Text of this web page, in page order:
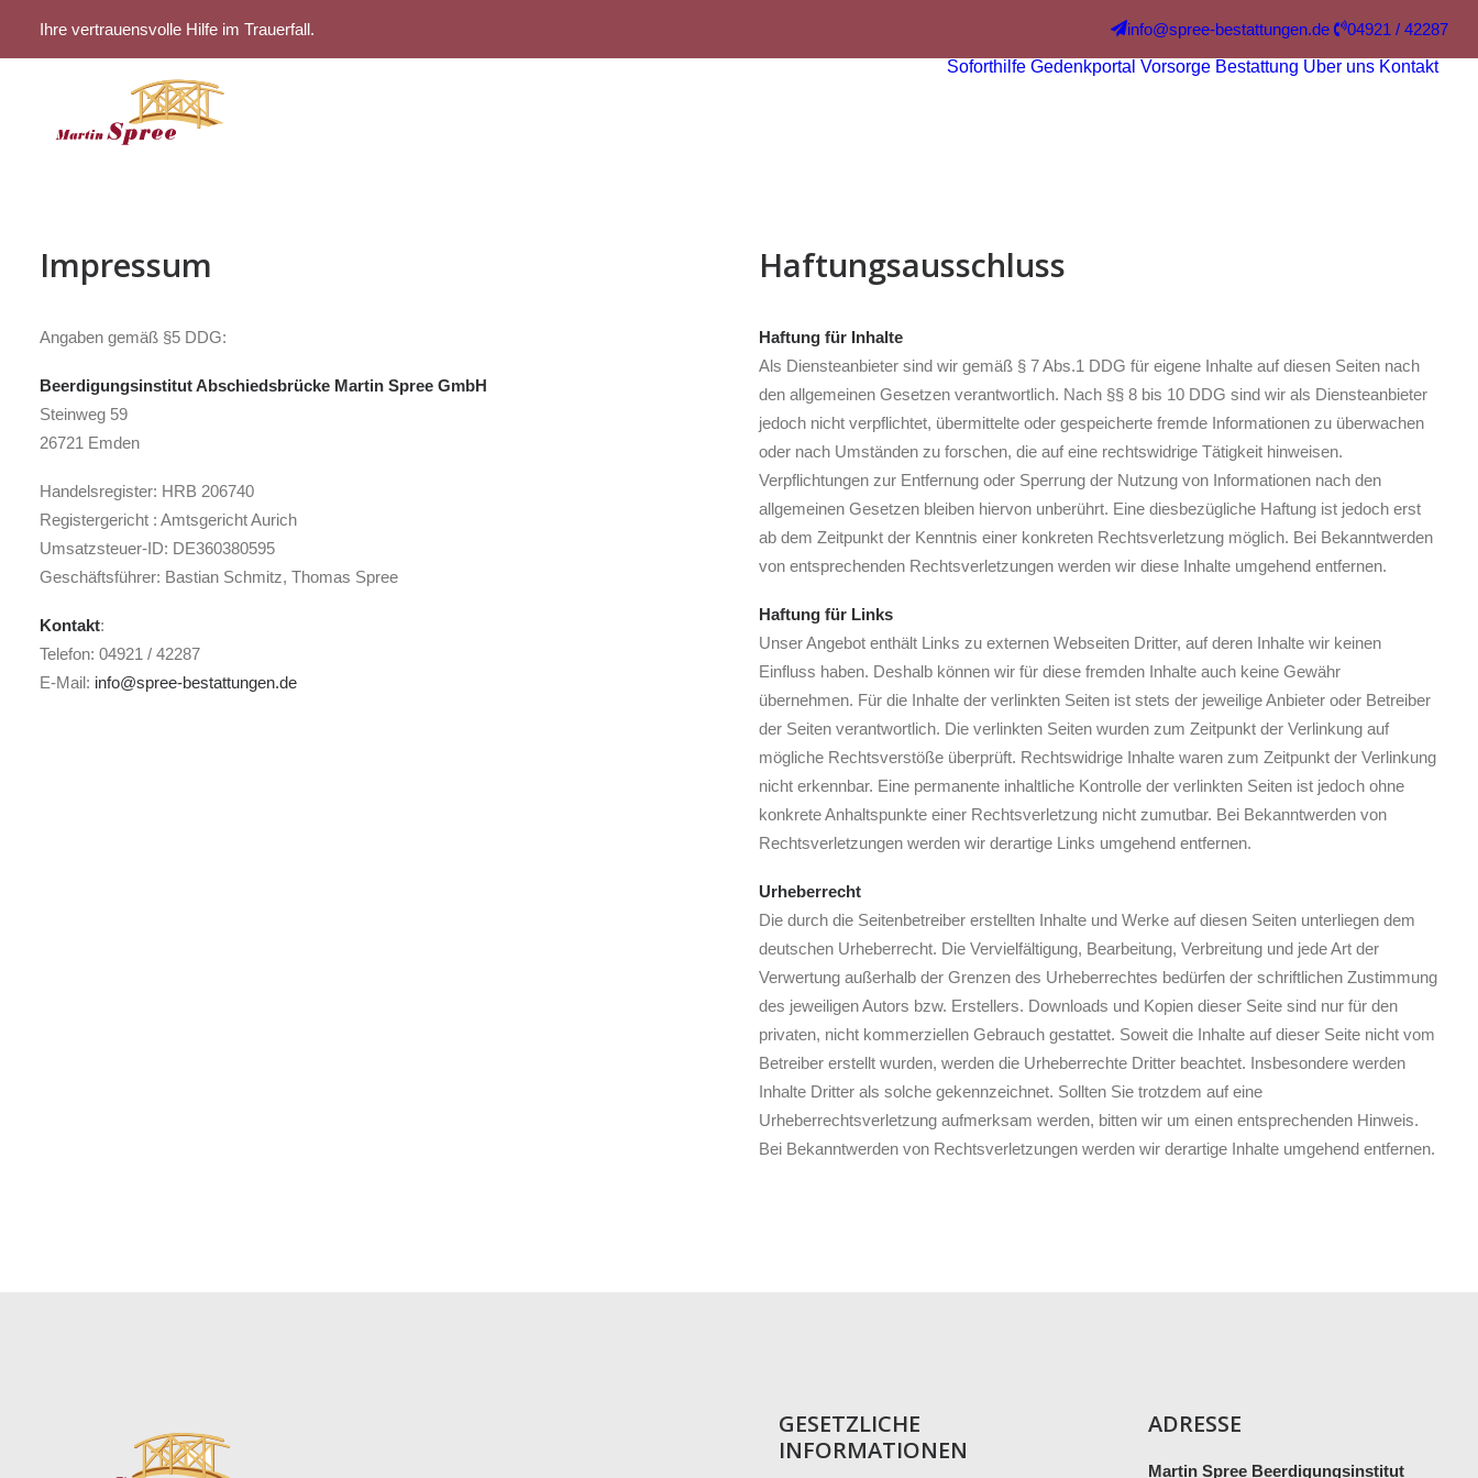
Ihre vertrauensvolle Hilfe im Trauerfall. info@spree-bestattungen.de
04921 / 42287
Soforthilfe Gedenkportal Vorsorge Bestattung Über uns Kontakt
Impressum
Angaben gemäß §5 DDG:
Beerdigungsinstitut Abschiedsbrücke Martin Spree GmbH
Steinweg 59
26721 Emden
Handelsregister: HRB 206740
Registergericht : Amtsgericht Aurich
Umsatzsteuer-ID: DE360380595
Geschäftsführer: Bastian Schmitz, Thomas Spree
Kontakt:
Telefon: 04921 / 42287
E-Mail: info@spree-bestattungen.de
Haftungsausschluss
Haftung für Inhalte
Als Diensteanbieter sind wir gemäß § 7 Abs.1 DDG für eigene Inhalte auf diesen Seiten nach
den allgemeinen Gesetzen verantwortlich. Nach §§ 8 bis 10 DDG sind wir als Diensteanbieter
jedoch nicht verpflichtet, übermittelte oder gespeicherte fremde Informationen zu überwachen
oder nach Umständen zu forschen, die auf eine rechtswidrige Tätigkeit hinweisen.
Verpflichtungen zur Entfernung oder Sperrung der Nutzung von Informationen nach den
allgemeinen Gesetzen bleiben hiervon unberührt. Eine diesbezügliche Haftung ist jedoch erst
ab dem Zeitpunkt der Kenntnis einer konkreten Rechtsverletzung möglich. Bei Bekanntwerden
von entsprechenden Rechtsverletzungen werden wir diese Inhalte umgehend entfernen.
Haftung für Links
Unser Angebot enthält Links zu externen Webseiten Dritter, auf deren Inhalte wir keinen
Einfluss haben. Deshalb können wir für diese fremden Inhalte auch keine Gewähr
übernehmen. Für die Inhalte der verlinkten Seiten ist stets der jeweilige Anbieter oder Betreiber
der Seiten verantwortlich. Die verlinkten Seiten wurden zum Zeitpunkt der Verlinkung auf
mögliche Rechtsverstöße überprüft. Rechtswidrige Inhalte waren zum Zeitpunkt der Verlinkung
nicht erkennbar. Eine permanente inhaltliche Kontrolle der verlinkten Seiten ist jedoch ohne
konkrete Anhaltspunkte einer Rechtsverletzung nicht zumutbar. Bei Bekanntwerden von
Rechtsverletzungen werden wir derartige Links umgehend entfernen.
Urheberrecht
Die durch die Seitenbetreiber erstellten Inhalte und Werke auf diesen Seiten unterliegen dem
deutschen Urheberrecht. Die Vervielfältigung, Bearbeitung, Verbreitung und jede Art der
Verwertung außerhalb der Grenzen des Urheberrechtes bedürfen der schriftlichen Zustimmung
des jeweiligen Autors bzw. Erstellers. Downloads und Kopien dieser Seite sind nur für den
privaten, nicht kommerziellen Gebrauch gestattet. Soweit die Inhalte auf dieser Seite nicht vom
Betreiber erstellt wurden, werden die Urheberrechte Dritter beachtet. Insbesondere werden
Inhalte Dritter als solche gekennzeichnet. Sollten Sie trotzdem auf eine
Urheberrechtsverletzung aufmerksam werden, bitten wir um einen entsprechenden Hinweis.
Bei Bekanntwerden von Rechtsverletzungen werden wir derartige Inhalte umgehend entfernen.
GESETZLICHE
INFORMATIONEN
ADRESSE
Martin Spree Beerdigungsinstitut